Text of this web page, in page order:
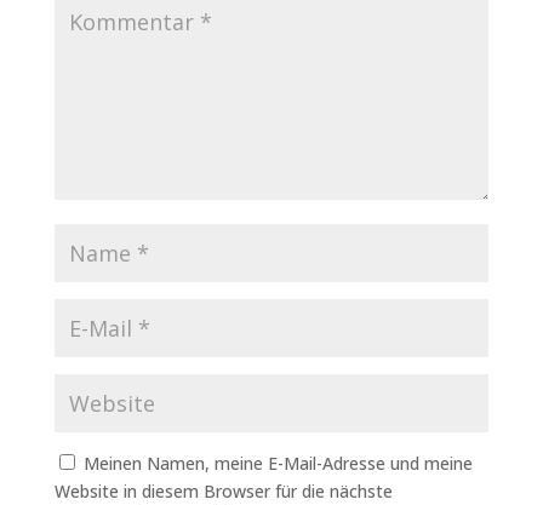
Meinen Namen, meine E-Mail-Adresse und meine
Website in diesem Browser für die nächste